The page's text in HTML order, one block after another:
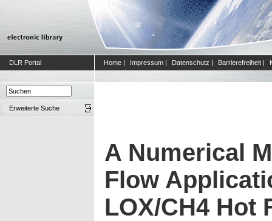
DLR Portal Home | Impressum | Datenschutz | Barrierefreiheit |
Erweiterte Suche
A Numerical
Flow
LOX/CH4 Hot